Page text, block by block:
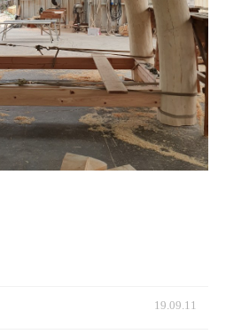
19.09.11